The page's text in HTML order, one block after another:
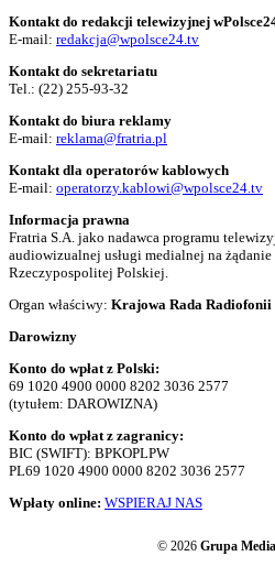
Kontakt do redakcji telewizyjnej
E-mail: redakcja@wpolsce24.tv
Kontakt do sekretariatu
Tel.: (22) 255-93-32
Kontakt do biura reklamy
E-mail: reklama@fratria.pl
Kontakt dla operatorów kablowych
E-mail: operatorzy.kablowi@wpolsce24.tv
Informacja prawna
Fratria S.A. jako nadawca programu
audiowizualnej usługi medialnej na
Rzeczypospolitej Polskiej.
Organ właściwy: Krajowa Rada
Darowizny
Konto do wpłat z Polski:
69 1020 4900 0000 8202 3036 2577
(tytułem: DAROWIZNA)
Konto do wpłat z zagranicy:
BIC (SWIFT): BPKOPLPW
PL69 1020 4900 0000 8202 3036 2577
Wpłaty online: WSPIERAJ NAS
© 2026 Grupa